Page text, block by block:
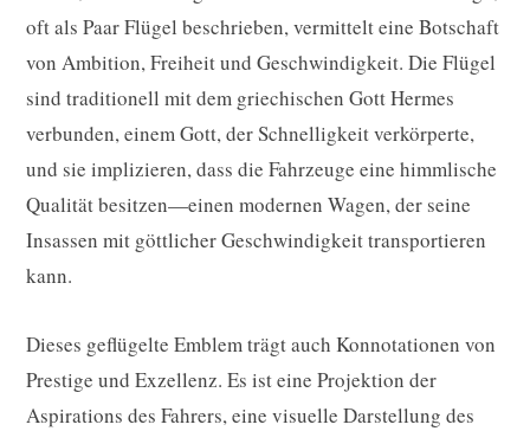
oft als Paar Flügel beschrieben, vermittelt eine Botschaft
von Ambition, Freiheit und Geschwindigkeit. Die Flügel
sind traditionell mit dem griechischen Gott Hermes
verbunden, einem Gott, der Schnelligkeit verkörperte,
und sie implizieren, dass die Fahrzeuge eine himmlische
Qualität besitzen—einen modernen Wagen, der seine
Insassen mit göttlicher Geschwindigkeit transportieren
kann.
Dieses geflügelte Emblem trägt auch Konnotationen von
Prestige und Exzellenz. Es ist eine Projektion der
Aspirations des Fahrers, eine visuelle Darstellung des